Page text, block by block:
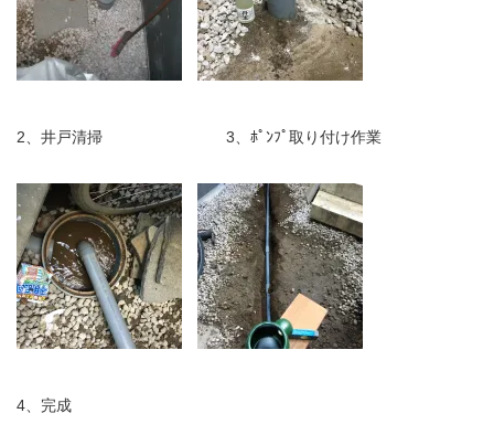
2、井戸清掃 3、ﾎﾟﾝﾌﾟ取り付け作業
4、完成